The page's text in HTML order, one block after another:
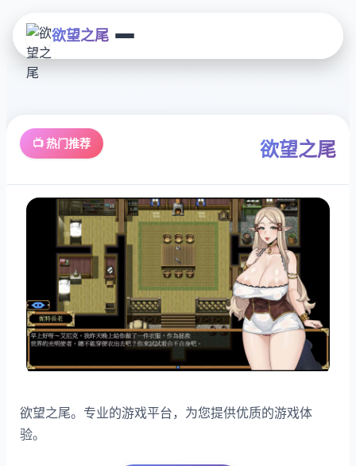
欲望之尾
📺 热门推荐 欲望之尾
欲望之尾。专业的游戏平台，为您提供优质的游戏体
验。